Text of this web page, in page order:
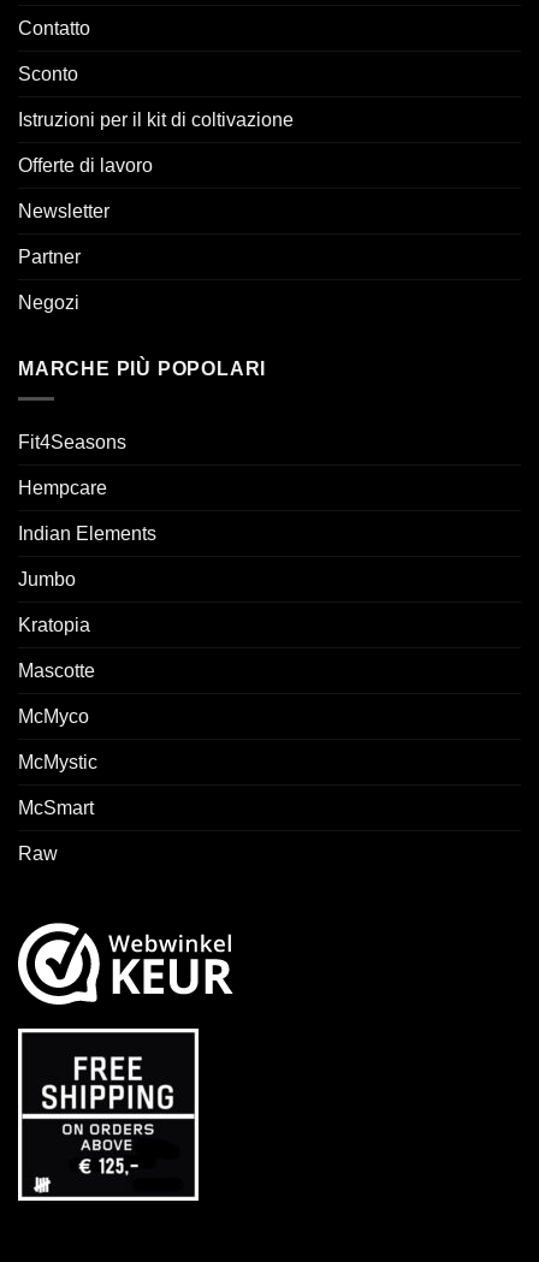
Contatto
Sconto
Istruzioni per il kit di coltivazione
Offerte di lavoro
Newsletter
Partner
Negozi
MARCHE PIÙ POPOLARI
Fit4Seasons
Hempcare
Indian Elements
Jumbo
Kratopia
Mascotte
McMyco
McMystic
McSmart
Raw